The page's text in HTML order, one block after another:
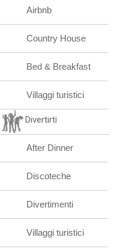
Airbnb
Country House
Bed & Breakfast
Villaggi turistici
Divertirti
After Dinner
Discoteche
Divertimenti
Villaggi turistici